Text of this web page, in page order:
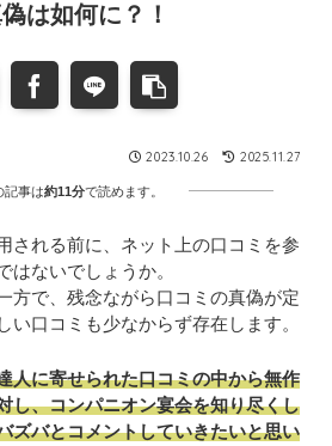
は如何に？！
2023.10.26 2025.11.27
記事は約11分で読めます。
される前に、ネット上の口コミを参
はないでしょうか。
方で、残念ながら口コミの真偽が定
い口コミも少なからず存在します。
人に寄せられた口コミの中から無作
し、コンパニオン宴会を知り尽くし
ズバとコメントしていきたいと思い